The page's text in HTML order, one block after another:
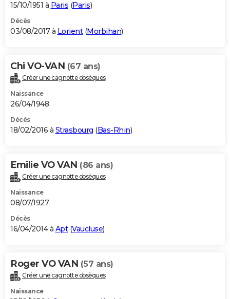
15/10/1951 à Paris (Paris)
Décès
03/08/2017 à Lorient(Morbihan)
Chi VO-VAN (67 ans)
Créer une cagnotte obsèques
Naissance
26/04/1948
Décès
18/02/2016 à Strasbourg (Bas-Rhin)
Emilie VO VAN (86 ans)
Créer une cagnotte obsèques
Naissance
08/07/1927
Décès
16/04/2014 à Apt(Vaucluse)
Roger VO VAN (57 ans)
Créer une cagnotte obsèques
Naissance